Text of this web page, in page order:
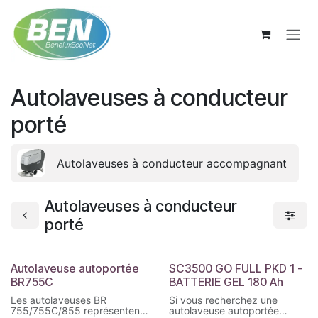
Se rendre au contenu
Autolaveuses à conducteur
porté
Autolaveuses à conducteur accompagnant
Autolaveuses à conducteur
porté
Autolaveuse autoportée
BR755C
Les autolaveuses BR
755/755C/855 représentent
Promo
SC3500 GO FULL PKD 1 -
BATTERIE GEL 180 Ah
Si vous recherchez une
autolaveuse autoportée